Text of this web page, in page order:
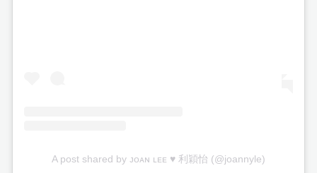
A post shared by ᴊᴏᴀɴ ʟᴇᴇ ♥️ 利穎怡 (@joannyle)